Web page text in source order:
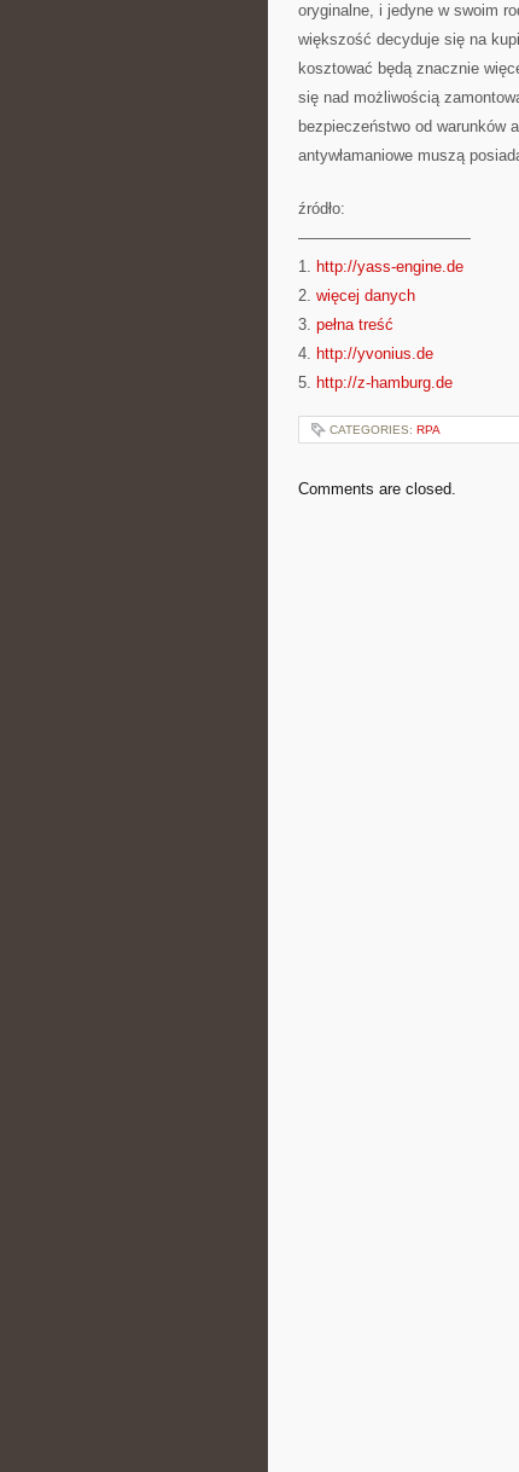
oryginalne, i jedyne w swoim
większość decyduje się na
kosztować będą znacznie
się nad możliwością
bezpieczeństwo od warunków
antywłamaniowe muszą
źródło:
———————————
1. http://yass-engine.de
2. więcej danych
3. pełna treść
4. http://yvonius.de
5. http://z-hamburg.de
CATEGORIES: RPA
Comments are closed.